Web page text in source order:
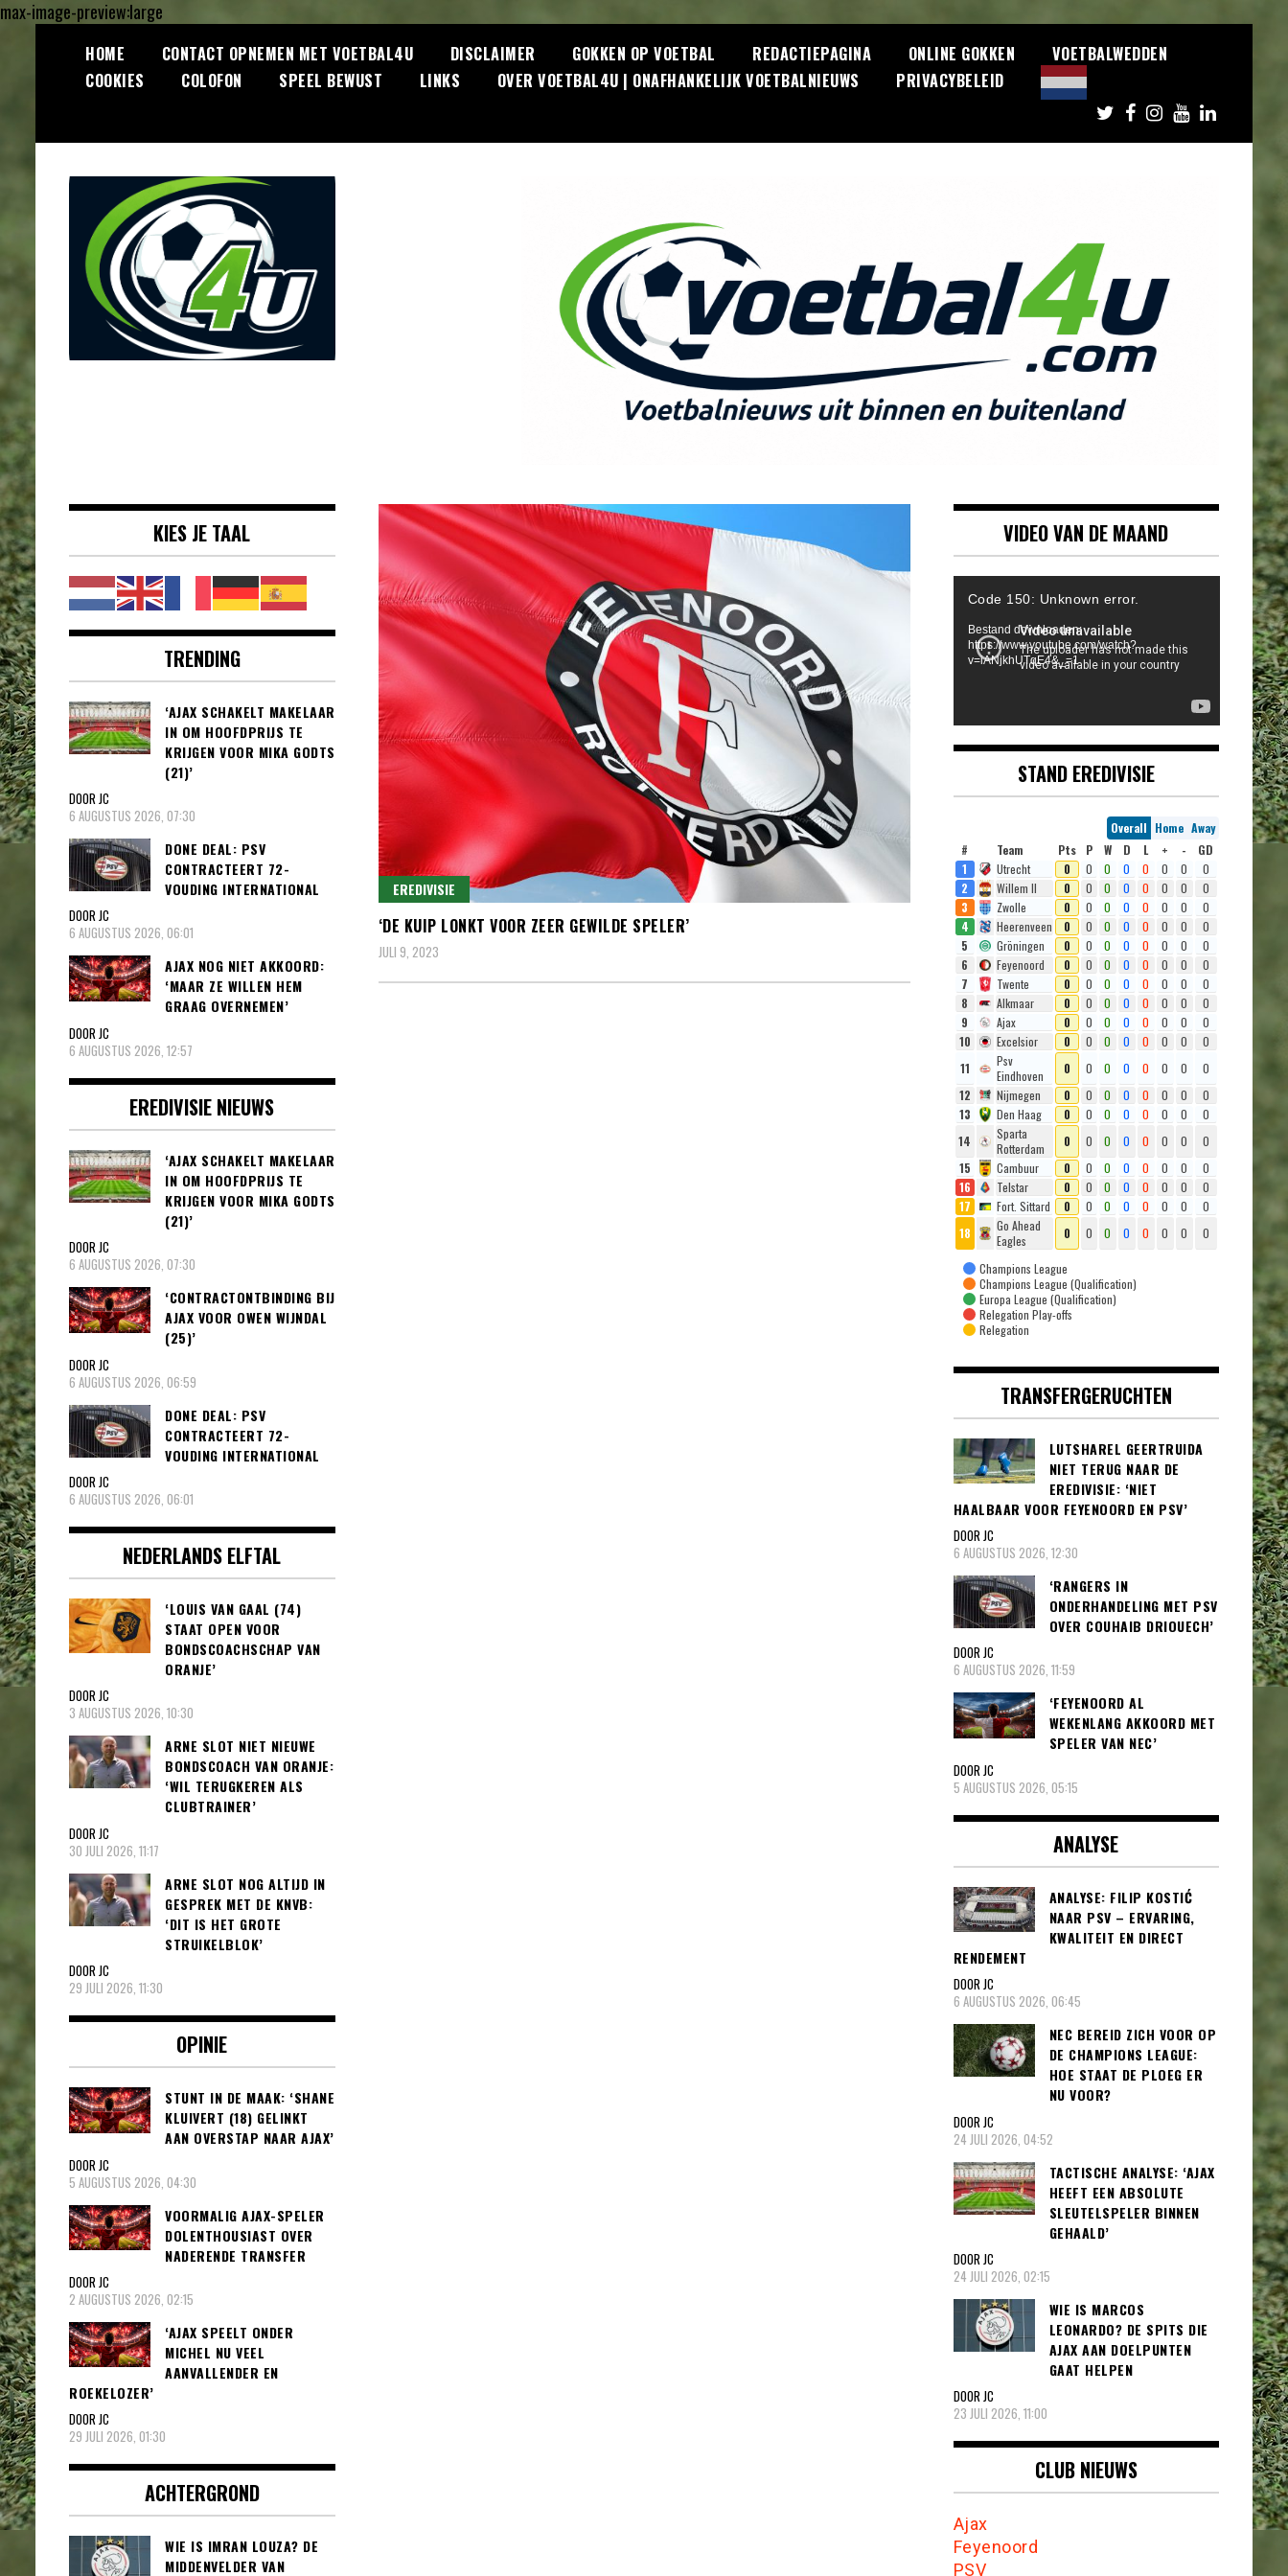
max-image-preview:large
HOME CONTACT OPNEMEN MET VOETBAL4U DISCLAIMER GOKKEN OP VOETBAL REDACTIEPAGINA ONLINE GOKKEN
VOETBALWEDDEN
COOKIES
COLOFON SPEEL BEWUST LINKS OVER VOETBAL4U | ONAFHANKELIJK VOETBALNIEUWS PRIVACYBELEID
Eredivisie &
Internationaal
voetbal |
EREDIVISIE
‘DE KUIP LONKT VOOR ZEER GEWILDE SPELER’
JULI 9, 2023
KIES JE TAAL
TRENDING
‘AJAX SCHAKELT MAKELAAR
IN OM HOOFDPRIJS TE
KRIJGEN VOOR MIKA GODTS
(21)’
DOOR JC
6 AUGUSTUS 2026, 07:30
DONE DEAL: PSV
CONTRACTEERT 72-
VOUDING INTERNATIONAL
DOOR JC
6 AUGUSTUS 2026, 06:01
AJAX NOG NIET AKKOORD:
‘MAAR ZE WILLEN HEM
GRAAG OVERNEMEN’
DOOR JC
6 AUGUSTUS 2026, 12:57
EREDIVISIE NIEUWS
‘AJAX SCHAKELT MAKELAAR
IN OM HOOFDPRIJS TE
KRIJGEN VOOR MIKA GODTS
(21)’
DOOR JC
6 AUGUSTUS 2026, 07:30
‘CONTRACTONTBINDING BIJ
AJAX VOOR OWEN WIJNDAL
(25)’
DOOR JC
6 AUGUSTUS 2026, 06:59
DONE DEAL: PSV
CONTRACTEERT 72-
VOUDING INTERNATIONAL
DOOR JC
6 AUGUSTUS 2026, 06:01
NEDERLANDS ELFTAL
‘LOUIS VAN GAAL (74)
STAAT OPEN VOOR
BONDSCOACHSCHAP VAN
ORANJE’
DOOR JC
3 AUGUSTUS 2026, 10:30
ARNE SLOT NIET NIEUWE
BONDSCOACH VAN ORANJE:
‘WIL TERUGKEREN ALS
CLUBTRAINER’
DOOR JC
30 JULI 2026, 11:17
ARNE SLOT NOG ALTIJD IN
GESPREK MET DE KNVB:
‘DIT IS HET GROTE
STRUIKELBLOK’
DOOR JC
29 JULI 2026, 11:30
OPINIE
STUNT IN DE MAAK: ‘SHANE
KLUIVERT (18) GELINKT
AAN OVERSTAP NAAR AJAX’
DOOR JC
5 AUGUSTUS 2026, 04:30
VOORMALIG AJAX-SPELER
DOLENTHOUSIAST OVER
NADERENDE TRANSFER
DOOR JC
2 AUGUSTUS 2026, 02:15
‘AJAX SPEELT ONDER
MICHEL NU VEEL
AANVALLENDER EN
ROEKELOZER’
DOOR JC
29 JULI 2026, 01:30
ACHTERGROND
WIE IS IMRAN LOUZA? DE
MIDDENVELDER VAN
VIDEO VAN DE MAAND
Code 150: Unknown error.
Bestand downloaden:
https://www.youtube.com/watch?
v=iANjkhUTqE4&_=1
STAND EREDIVISIE
Overall Home Away
#
Team Pts P W D L + -
GD
1
Utrecht 0 0 0 0 0 0 0
0
2
Willem II 0 0 0 0 0 0 0
0
3
Zwolle 0 0 0 0 0 0 0
0
4
Heerenveen 0 0 0 0 0 0 0
0
5
Gröningen 0 0 0 0 0 0 0
0
6
Feyenoord 0 0 0 0 0 0 0
0
7
Twente 0 0 0 0 0 0 0
0
8
Alkmaar 0 0 0 0 0 0 0
0
9
Ajax 0 0 0 0 0 0 0
0
10
Excelsior 0 0 0 0 0 0 0
0
11
Psv
Eindhoven
0 0 0 0 0 0 0
0
12
Nijmegen 0 0 0 0 0 0 0
0
13
Den Haag 0 0 0 0 0 0 0
0
14
Sparta
Rotterdam
0 0 0 0 0 0 0
0
15
Cambuur 0 0 0 0 0 0 0
0
16
Telstar 0 0 0 0 0 0 0
0
17
Fort. Sittard 0 0 0 0 0 0 0
0
18
Go Ahead
Eagles
0 0 0 0 0 0 0 0
Champions League
Champions League (Qualification)
Europa League (Qualification)
Relegation Play-offs
Relegation
TRANSFERGERUCHTEN
LUTSHAREL GEERTRUIDA
NIET TERUG NAAR DE
EREDIVISIE: ‘NIET
HAALBAAR VOOR FEYENOORD EN PSV’
DOOR JC
6 AUGUSTUS 2026, 12:30
‘RANGERS IN
ONDERHANDELING MET PSV
OVER COUHAIB DRIOUECH’
DOOR JC
6 AUGUSTUS 2026, 11:59
‘FEYENOORD AL
WEKENLANG AKKOORD MET
SPELER VAN NEC’
DOOR JC
5 AUGUSTUS 2026, 05:15
ANALYSE
ANALYSE: FILIP KOSTIĆ
NAAR PSV – ERVARING,
KWALITEIT EN DIRECT
RENDEMENT
DOOR JC
6 AUGUSTUS 2026, 06:45
NEC BEREID ZICH VOOR OP
DE CHAMPIONS LEAGUE:
HOE STAAT DE PLOEG ER
NU VOOR?
DOOR JC
24 JULI 2026, 04:52
TACTISCHE ANALYSE: ‘AJAX
HEEFT EEN ABSOLUTE
SLEUTELSPELER BINNEN
GEHAALD’
DOOR JC
24 JULI 2026, 02:15
WIE IS MARCOS
LEONARDO? DE SPITS DIE
AJAX AAN DOELPUNTEN
GAAT HELPEN
DOOR JC
23 JULI 2026, 11:00
CLUB NIEUWS
Ajax
Feyenoord
PSV